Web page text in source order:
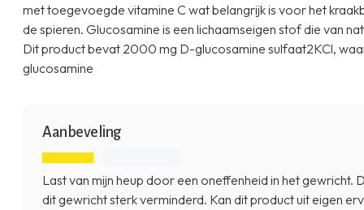
met toegevoegde vitamine C wat belangrijk is voor het
de spieren. Glucosamine is een lichaamseigen stof die van
Dit product bevat 2000 mg D-glucosamine sulfaat2KCl,
glucosamine
Aanbeveling
Last van mijn heup door een oneffenheid in het
dit gewricht sterk verminderd. Kan dit product uit eigen